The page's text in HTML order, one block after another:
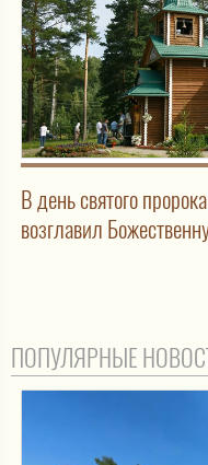
В день святого
возглавил
ПОПУЛЯРНЫЕ